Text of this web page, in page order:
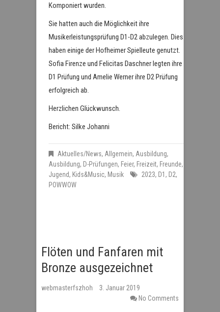
Komponiert wurden.
Sie hatten auch die Möglichkeit ihre
Musikerleistungsprüfung D1-D2 abzulegen. Dies
haben einige der Hofheimer Spielleute genutzt.
Sofia Firenze und Felicitas Daschner legten ihre
D1 Prüfung und Amelie Werner ihre D2 Prüfung
erfolgreich ab.
Herzlichen Glückwunsch.
Bericht: Silke Johanni
Aktuelles/News, Allgemein, Ausbildung,
Ausbildung, D-Prüfungen, Feier, Freizeit, Freunde,
Jugend, Kids&Music, Musik 2023, D1 , D2,
POWWOW
Flöten und Fanfaren mit
Bronze ausgezeichnet
webmasterfszhoh
3. Januar 2019
No Comments